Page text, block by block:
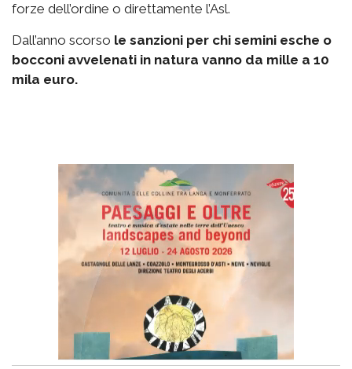
forze dell’ordine o direttamente l’Asl.
Dall’anno scorso le sanzioni per chi semini esche o
bocconi avvelenati in natura vanno da mille a 10
mila euro.